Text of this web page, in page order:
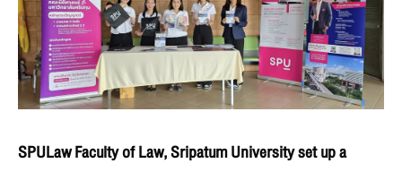
SPULaw Faculty of Law, Sripatum University set up a